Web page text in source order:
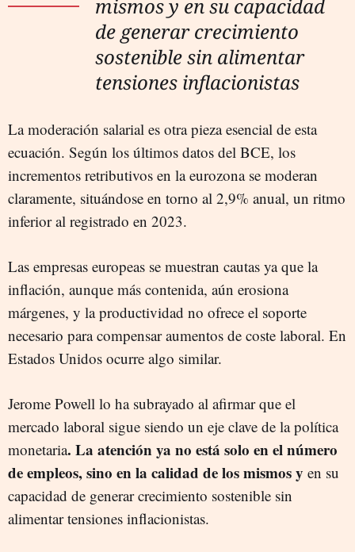
mismos y en su capacidad
de generar crecimiento
sostenible sin alimentar
tensiones inflacionistas
La moderación salarial es otra pieza esencial de esta
ecuación. Según los últimos datos del BCE, los
incrementos retributivos en la eurozona se moderan
claramente, situándose en torno al 2,9% anual, un ritmo
inferior al registrado en 2023.
Las empresas europeas se muestran cautas ya que la
inflación, aunque más contenida, aún erosiona
márgenes, y la productividad no ofrece el soporte
necesario para compensar aumentos de coste laboral. En
Estados Unidos ocurre algo similar.
Jerome Powell lo ha subrayado al afirmar que el
mercado laboral sigue siendo un eje clave de la política
monetaria. La atención ya no está solo en el número
de empleos, sino en la calidad de los mismos y en su
capacidad de generar crecimiento sostenible sin
alimentar tensiones inflacionistas.